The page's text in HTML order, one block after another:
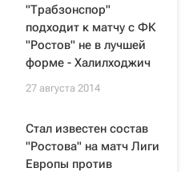
"Трабзонспор"
подходит к матчу с ФК
"Ростов" не в лучшей
форме - Халилходжич
27 августа 2014
Стал известен состав
"Ростова" на матч Лиги
Европы против